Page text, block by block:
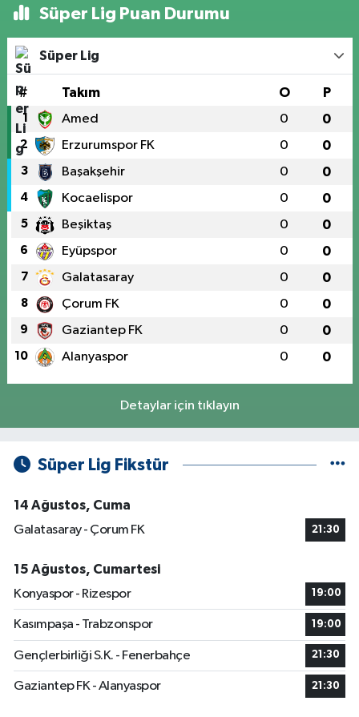
Süper Lig Puan Durumu
Süper Lig
# Takım O P
1 Amed 0 0
2 Erzurumspor FK 0 0
3 Başakşehir 0 0
4 Kocaelispor 0 0
5 Beşiktaş 0 0
6 Eyüpspor 0 0
7 Galatasaray 0 0
8 Çorum FK 0 0
9 Gaziantep FK 0 0
10 Alanyaspor 0 0
Detaylar için tıklayın
Süper Lig Fikstür
14 Ağustos, Cuma
Galatasaray - Çorum FK
21:30
15 Ağustos, Cumartesi
Konyaspor - Rizespor
19:00
Kasımpaşa - Trabzonspor 19:00
Gençlerbirliği S.K. - Fenerbahçe 21:30
Gaziantep FK - Alanyaspor 21:30